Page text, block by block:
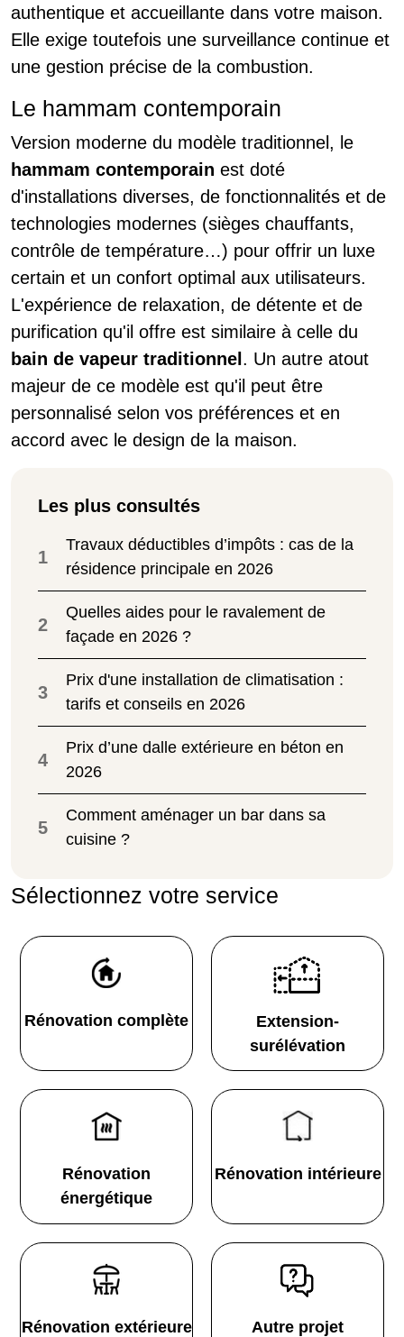
authentique et accueillante dans votre maison.
Elle exige toutefois une surveillance continue et
une gestion précise de la combustion.
Le hammam contemporain
Version moderne du modèle traditionnel, le
hammam contemporain est doté
d'installations diverses, de fonctionnalités et de
technologies modernes (sièges chauffants,
contrôle de température…) pour offrir un luxe
certain et un confort optimal aux utilisateurs.
L'expérience de relaxation, de détente et de
purification qu'il offre est similaire à celle du
bain de vapeur traditionnel. Un autre atout
majeur de ce modèle est qu'il peut être
personnalisé selon vos préférences et en
accord avec le design de la maison.
Les plus consultés
1
Travaux déductibles d’impôts : cas de la
résidence principale en 2026
2
Quelles aides pour le ravalement de
façade en 2026 ?
3
Prix d'une installation de climatisation :
tarifs et conseils en 2026
4
Prix d’une dalle extérieure en béton en
2026
5
Comment aménager un bar dans sa
cuisine ?
Sélectionnez votre service
Rénovation complète
Extension-
surélévation
Rénovation
énergétique
Rénovation intérieure
Rénovation extérieure Autre projet